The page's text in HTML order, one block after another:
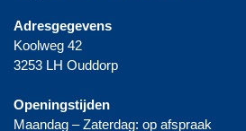
Adresgegevens
Koolweg 42
3253 LH Ouddorp
Openingstijden
Maandag – Zaterdag: op afspraak